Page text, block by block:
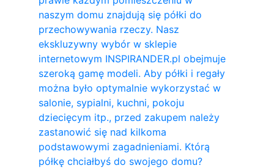
naszym domu znajdują się półki do
przechowywania rzeczy. Nasz
ekskluzywny wybór w sklepie
internetowym INSPIRANDER.pl obejmuje
szeroką gamę modeli. Aby półki i regały
można było optymalnie wykorzystać w
salonie, sypialni, kuchni, pokoju
dziecięcym itp., przed zakupem należy
zastanowić się nad kilkoma
podstawowymi zagadnieniami. Którą
półkę chciałbyś do swojego domu?